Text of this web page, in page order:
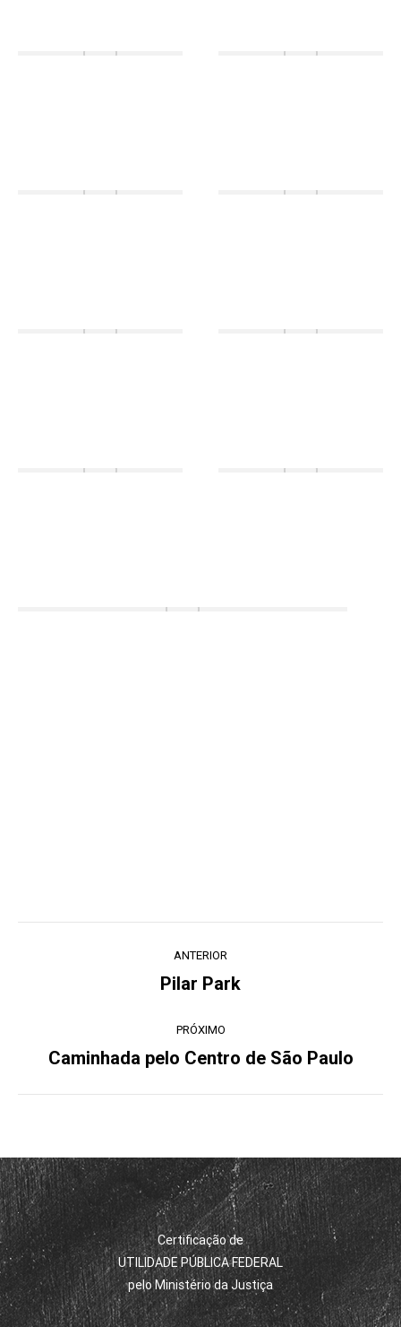
ANTERIOR
Post
Pilar Park
PRÓXIMO
Próximo
Caminhada pelo Centro de São Paulo
Certificação de
UTILIDADE PÚBLICA FEDERAL
pelo Ministério da Justiça